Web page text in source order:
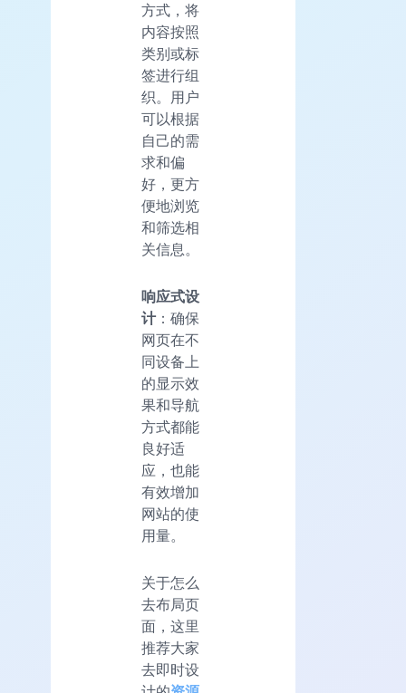
方式，将
内容按照
类别或标
签进行组
织。用户
可以根据
自己的需
求和偏
好，更方
便地浏览
和筛选相
关信息。
响应式设
计：确保
网页在不
同设备上
的显示效
果和导航
方式都能
良好适
应，也能
有效增加
网站的使
用量。
关于怎么
去布局页
面，这里
推荐大家
去即时设